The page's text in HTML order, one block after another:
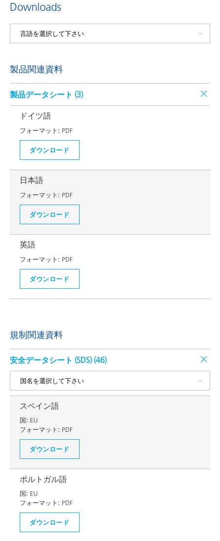
Downloads
製品関連資料
製品データシート (3)
ドイツ語
フォーマット: PDF
ダウンロード
日本語
フォーマット: PDF
ダウンロード
英語
フォーマット: PDF
ダウンロード
規制関連資料
安全データシート (SDS) (46)
スペイン語
国: EU
フォーマット: PDF
ダウンロード
ポルトガル語
国: EU
フォーマット: PDF
ダウンロード